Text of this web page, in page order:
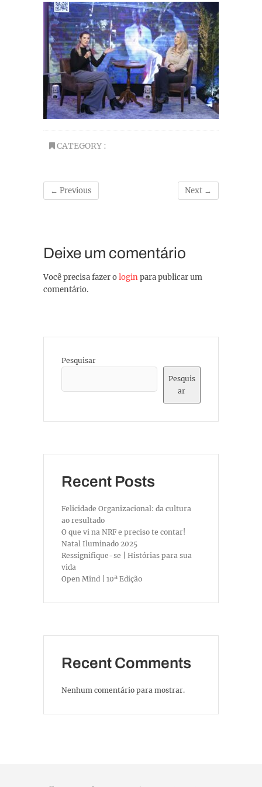
CATEGORY :
← Previous Next →
Deixe um comentário
Você precisa fazer ologinpara publicar um
comentário.
Pesquisar
Pesquis
ar
Recent Posts
Felicidade Organizacional: da cultura
ao resultado
O que vi na NRF e preciso te contar!
Natal Iluminado 2025
Ressignifique-se | Histórias para sua
vida
Open Mind | 10ª Edição
Recent Comments
Nenhum comentário para mostrar.